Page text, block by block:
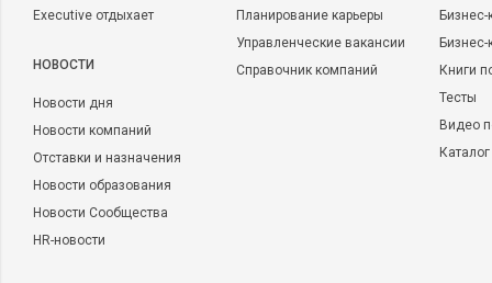
Executive отдыхает
НОВОСТИ
Новости дня
Новости компаний
Отставки и назначения
Новости образования
Новости Сообщества
HR-новости
Планирование карьеры
Управленческие вакансии
Справочник компаний
Бизнес-
Книги
Тесты
Видео